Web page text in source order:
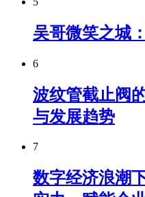
吴哥微笑之城
6
波纹管截止阀
与发展趋势
7
数字经济浪潮